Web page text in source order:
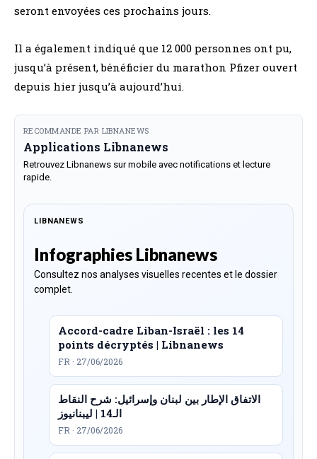
seront envoyées ces prochains jours.
Il a également indiqué que 12 000 personnes ont pu,
jusqu’à présent, bénéficier du marathon Pfizer ouvert
depuis hier jusqu’à aujourd’hui.
RECOMMANDE PAR LIBNANEWS
Applications Libnanews
Retrouvez Libnanews sur mobile avec notifications et lecture
rapide.
LIBNANEWS
Infographies Libnanews
Consultez nos analyses visuelles recentes et le dossier
complet.
Accord-cadre Liban-Israël : les 14
points décryptés | Libnanews
FR · 27/06/2026
الاتفاق الإطار بين لبنان وإسرائيل: شرح النقاط
الـ14 | ليبنانيوز
FR · 27/06/2026